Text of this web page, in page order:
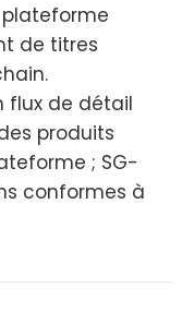
plateforme
de titres
flux de détail
produits
; SG-
conformes à